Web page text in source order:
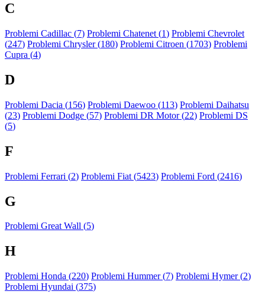
C
Problemi Cadillac (7) Problemi Chatenet (1) Problemi Chevrolet
(247) Problemi Chrysler (180) Problemi Citroen (1703) Problemi
Cupra (4)
D
Problemi Dacia (156) Problemi Daewoo (113) Problemi Daihatsu
(23) Problemi Dodge (57) Problemi DR Motor (22) Problemi DS
(5)
F
Problemi Ferrari (2) Problemi Fiat (5423) Problemi Ford (2416)
G
Problemi Great Wall (5)
H
Problemi Honda (220) Problemi Hummer (7) Problemi Hymer (2)
Problemi Hyundai (375)